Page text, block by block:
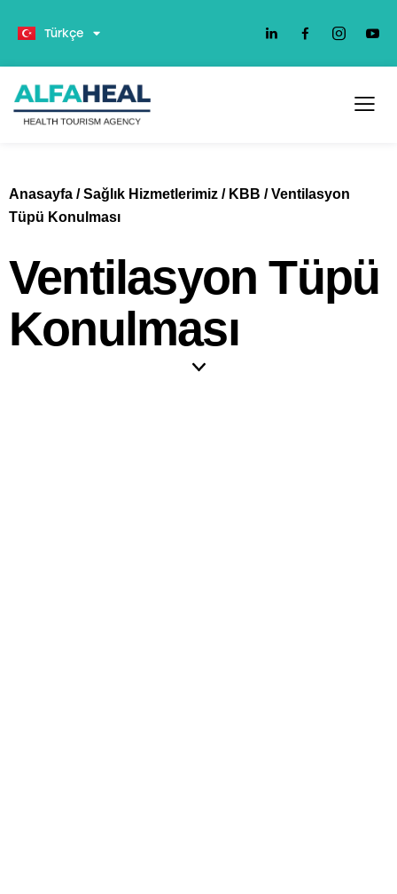
Türkçe
Deutsch
Anasayfa /Sağlık Hizmetlerimiz / KBB /Ventilasyon
Tüpü Konulması
Ventilasyon Tüpü
Konulması